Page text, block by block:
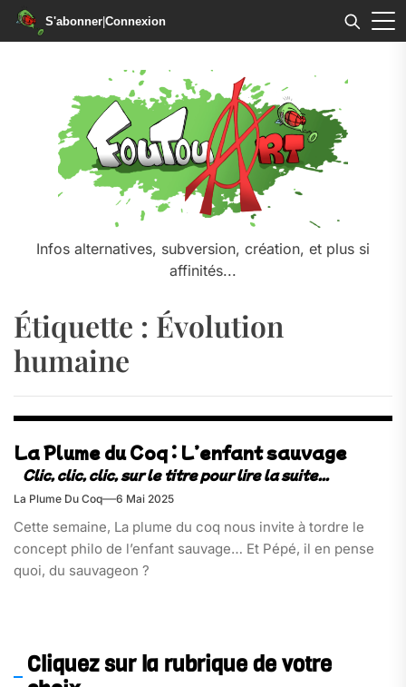
S'abonner|Connexion
Infos alternatives, subversion, création, et plus si
affinités...
Étiquette : Évolution
humaine
La Plume du Coq : L’enfant sauvage
La Plume Du Coq 6 Mai 2025
Cette semaine, La plume du coq nous invite à tordre le
concept philo de l’enfant sauvage… Et Pépé, il en pense
quoi, du sauvageon ?
Cliquez sur la rubrique de votre